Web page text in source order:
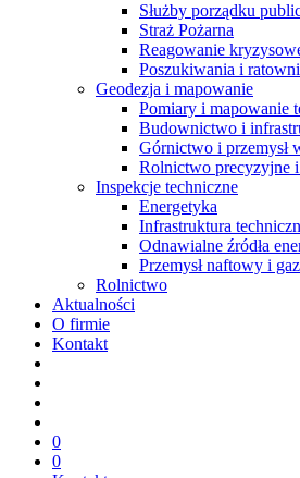
Służby porządku
Straż Pożarna
Reagowanie
Poszukiwania i
Geodezja i mapowanie
Pomiary i mapowanie
Budownictwo i
Górnictwo i przemysł
Rolnictwo precyzyjne
Inspekcje techniczne
Energetyka
Infrastruktura
Odnawialne źródła
Przemysł naftowy i
Rolnictwo
Aktualności
O firmie
Kontakt
0
0